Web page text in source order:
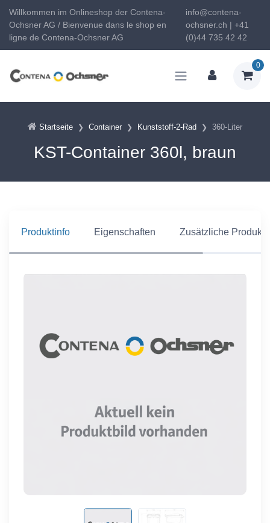
Willkommen im Onlineshop der Contena-
Ochsner AG / Bienvenue dans le shop en
ligne de Contena-Ochsner AG
info@contena-
ochsner.ch | +41
(0)44 735 42 42
0
Startseite Container Kunststoff-2-Rad 360-Liter
KST-Container 360l, braun
Produktinfo Eigenschaften Zusätzliche